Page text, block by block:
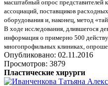
масштабный опрос представителей
ассоциаций, поставщиков
оборудования и, наконец, метод
В ходе исследования, длившегося
информация о примерно 500
многопрофильных клиниках,
Опубликовано: 02.11.2016
Просмотров: 3879
Пластические хирурги